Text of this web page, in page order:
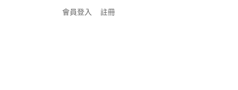
會員登入 註冊